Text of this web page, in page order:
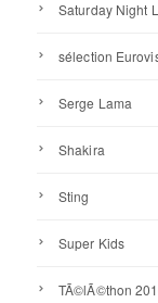
Saturday Night
sélection
Serge Lama
Shakira
Sting
Super Kids
TÃ©lÃ©thon